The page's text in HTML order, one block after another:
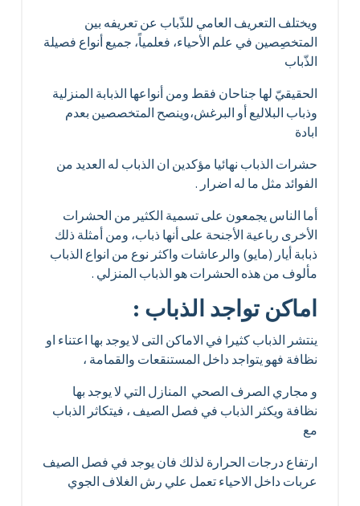
ويختلف التعريف العامي للذّباب عن تعريفه بين
المتخصِصين في علم الأحياء، فعلمياً، جميع أنواع فصيلة
الذّباب
الحقيقيّ لها جناحان فقط ومن أنواعها الذبابة المنزلية
وذباب البلاليع أو البرغش،وينصح المتخصصين بعدم
ابادة
حشرات الذباب نهائيا مؤكدين ان الذباب له العديد من
الفوائد مثل ما له اضرار .
أما الناس يجمعون على تسمية الكثير من الحشرات
الأخرى رباعية الأجنحة على أنها ذباب، ومن أمثلة ذلك
ذبابة أيار (مايو) والرعاشات واكثر نوع من انواع الذباب
مألوف من هذه الحشرات هو الذباب المنزلي .
اماكن تواجد الذباب :
ينتشر الذباب كثيرا في الاماكن التى لا يوجد بها اعتناء او
نظافة فهو يتواجد داخل المستنقعات والقمامة ،
و مجاري الصرف الصحي المنازل التي لا يوجد بها
نظافة ويكثر الذباب في فصل الصيف ، فيتكاثر الذباب
مع
ارتفاع درجات الحرارة لذلك فان يوجد في فصل الصيف
عربات داخل الاحياء تعمل علي رش الغلاف الجوي